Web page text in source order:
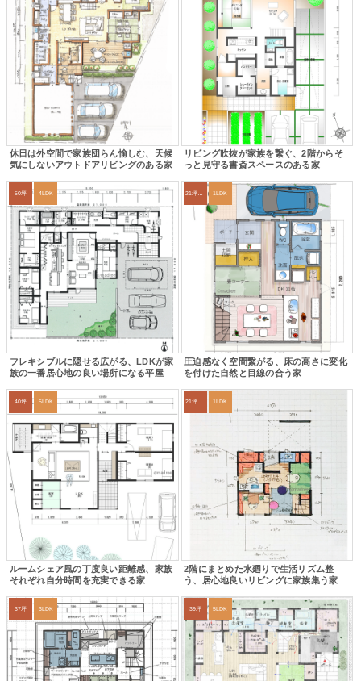
休日は外空間で家族団らん愉しむ、天候
気にしないアウトドアリビングのある家
リビング吹抜が家族を繋ぐ、2階からそ
っと見守る書斎スペースのある家
50坪 4LDK
フレキシブルに隠せる広がる、LDKが家
族の一番居心地の良い場所になる平屋
21坪〜24坪 1LDK
圧迫感なく空間繋がる、床の高さに変化
を付けた自然と目線の合う家
40坪 5LDK
ルームシェア風の丁度良い距離感、家族
それぞれ自分時間を充実できる家
21坪〜24坪 1LDK
2階にまとめた水廻りで生活リズム整
う、居心地良いリビングに家族集う家
37坪 3LDK 39坪 5LDK